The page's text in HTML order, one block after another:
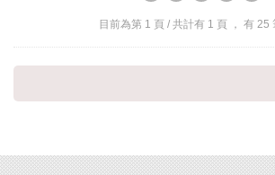
Francis
Online
Research
Taylor
&
Energy
目前為第 1 頁 / 共計有 1 頁 ， 有 25